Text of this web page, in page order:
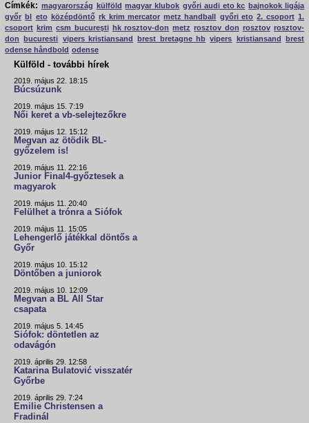
Címkék: magyarország külföld magyar klubok győri audi eto kc bajnokok ligája
győr bl eto középdöntő rk krim mercator metz handball győri eto 2. csoport 1.
csoport krim csm bucureşti hk rosztov-don metz rosztov don rosztov rosztov-
don
bucuresti vipers kristiansand brest bretagne hb vipers kristiansand
brest
odense håndbold odense
Külföld - további hírek
2019. május 22. 18:15
Búcsúzunk
2019. május 15. 7:19
Női keret a vb-selejtezőkre
2019. május 12. 15:12
Megvan az ötödik BL-
győzelem is!
2019. május 11. 22:16
Junior Final4-győztesek a
magyarok
2019. május 11. 20:40
Felülhet a trónra a Siófok
2019. május 11. 15:05
Lehengerlő játékkal döntős a
Győr
2019. május 10. 15:12
Döntőben a juniorok
2019. május 10. 12:09
Megvan a BL All Star
csapata
2019. május 5. 14:45
Siófok: döntetlen az
odavágón
2019. április 29. 12:58
Katarina Bulatović visszatér
Győrbe
2019. április 29. 7:24
Emilie Christensen a
Fradinál